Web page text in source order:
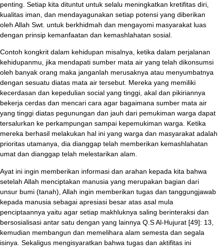
penting. Setiap kita dituntut untuk selalu meningkatkan kretifitas diri,
kualitas iman, dan mendayagunakan setiap potensi yang diberikan
oleh Allah Swt. untuk berkhidmah dan mengayomi masyarakat luas
dengan prinsip kemanfaatan dan kemashlahatan sosial.
Contoh kongkrit dalam kehidupan misalnya, ketika dalam perjalanan
kehidupanmu, jika mendapati sumber mata air yang telah dikonsumsi
oleh banyak orang maka janganlah merusaknya atau menyumbatnya
dengan sesuatu diatas mata air tersebut. Mereka yang memiliki
kecerdasan dan kepedulian social yang tinggi, akal dan pikiriannya
bekerja cerdas dan mencari cara agar bagaimana sumber mata air
yang tinggi diatas pegunungan dan jauh dari pemukiman warga dapat
tersalurkan ke perkampungan sampai kepemukiman warga. Ketika
mereka berhasil melakukan hal ini yang warga dan masyarakat adalah
prioritas utamanya, dia dianggap telah memberikan kemashlahatan
umat dan dianggap telah melestarikan alam.
Ayat ini ingin memberikan informasi dan arahan kepada kita bahwa
setelah Allah menciptakan manusia yang merupakan bagian dari
unsur bumi (tanah), Allah ingin memberikan tugas dan tanggungjawab
kepada manusia sebagai apresiasi besar atas asal mula
penciptaannya yaitu agar setiap makhluknya saling berinteraksi dan
bersosialisasi antar satu dengan yang lainnya Q.S Al-Hujurat [49]: 13,
kemudian membangun dan memelihara alam semesta dan segala
isinya. Sekaligus mengisyaratkan bahwa tugas dan aktifitas ini